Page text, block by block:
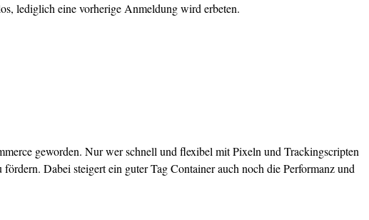
lediglich eine vorherige Anmeldung wird erbeten.
geworden. Nur wer schnell und flexibel mit Pixeln und Trackingscripten
Dabei steigert ein guter Tag Container auch noch die Performanz und